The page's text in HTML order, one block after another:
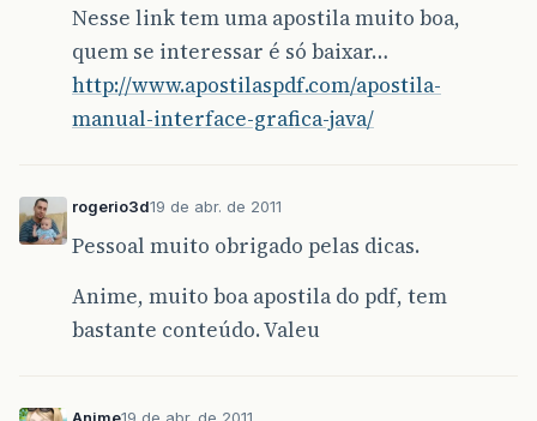
Nesse link tem uma apostila muito boa,
quem se interessar é só baixar…
http://www.apostilaspdf.com/apostila-
manual-interface-grafica-java/
rogerio3d19 de abr. de 2011
Pessoal muito obrigado pelas dicas.
Anime, muito boa apostila do pdf, tem
bastante conteúdo. Valeu